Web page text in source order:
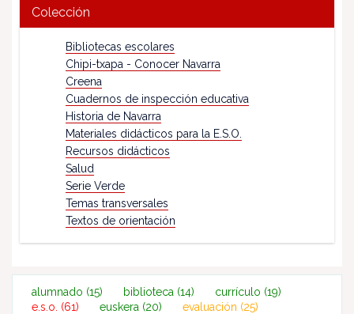
Colección
Bibliotecas escolares
Chipi-txapa - Conocer Navarra
Creena
Cuadernos de inspección educativa
Historia de Navarra
Materiales didácticos para la E.S.O.
Recursos didácticos
Salud
Serie Verde
Temas transversales
Textos de orientación
alumnado (15) biblioteca (14) currículo (19)
e.s.o. (61) euskera (20) evaluación (25)